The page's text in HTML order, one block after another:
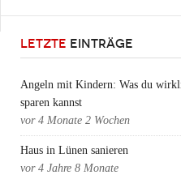
LETZTE EINTRÄGE
Angeln mit Kindern: Was du
sparen kannst
vor 4 Monate 2 Wochen
Haus in Lünen sanieren
vor 4 Jahre 8 Monate